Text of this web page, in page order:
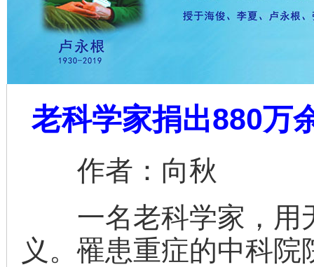
老科学家捐出880万
作者：向秋
一名老科学家，用
义。罹患重症的中科